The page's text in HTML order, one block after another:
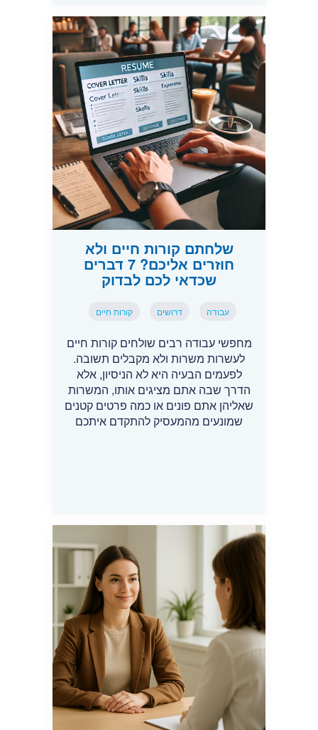
שלחתם קורות חיים ולא
חוזרים אליכם? 7 דברים
שכדאי לכם לבדוק
עבודה דרושים קורות חיים
מחפשי עבודה רבים שולחים קורות חיים
לעשרות משרות ולא מקבלים תשובה.
לפעמים הבעיה היא לא הניסיון, אלא
הדרך שבה אתם מציגים אותו, המשרות
שאליהן אתם פונים או כמה פרטים קטנים
שמונעים מהמעסיק להתקדם איתכם